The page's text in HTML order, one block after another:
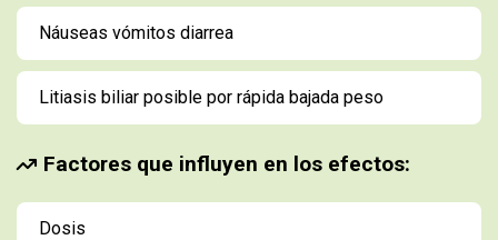
Náuseas vómitos diarrea
Litiasis biliar posible por rápida bajada peso
Factores que influyen en los efectos:
Dosis